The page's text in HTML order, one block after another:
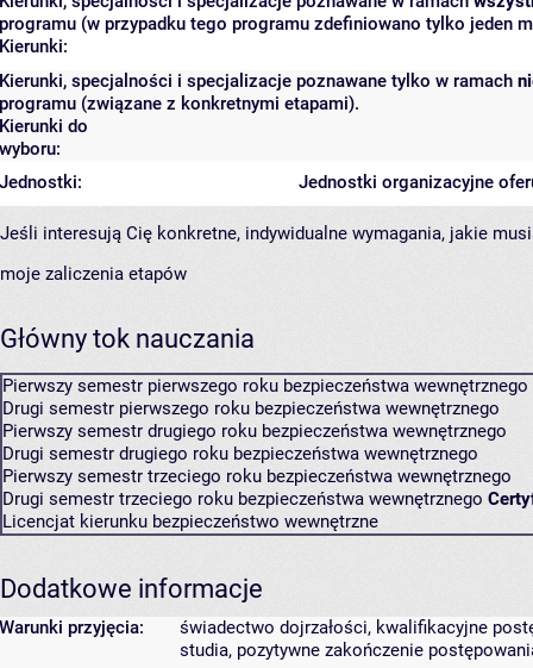
programu (w przypadku tego programu zdefiniowano tylko jeden
Kierunki:
Kierunki, specjalności i specjalizacje poznawane tylko w ramach
programu (związane z konkretnymi etapami).
Kierunki do
wyboru:
Jednostki organizacyjne
Jednostki:
Jeśli interesują Cię konkretne, indywidualne wymagania, jakie
moje zaliczenia etapów
Główny tok nauczania
Pierwszy semestr pierwszego roku bezpieczeństwa wewnętrznego
Drugi semestr pierwszego roku bezpieczeństwa wewnętrznego
Pierwszy semestr drugiego roku bezpieczeństwa wewnętrznego
Drugi semestr drugiego roku bezpieczeństwa wewnętrznego
Pierwszy semestr trzeciego roku bezpieczeństwa wewnętrznego
Drugi semestr trzeciego roku bezpieczeństwa wewnętrznego
Licencjat kierunku bezpieczeństwo wewnętrzne
Dodatkowe informacje
Warunki przyjęcia:
świadectwo dojrzałości, kwalifikacyjne
studia, pozytywne zakończenie